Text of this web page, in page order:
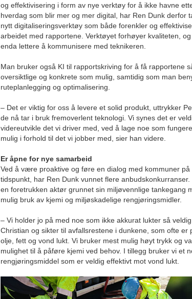
og effektivisering i form av nye verktøy for å ikke havne
hverdag som blir mer og mer digital, har Ren Dunk derfor
nytt digitaliseringsverktøy som både forenkler og
arbeidet med rapportene. Verktøyet forhøyer kvaliteten,
enda lettere å kommunisere med teknikeren.
Man bruker også KI til rapportskriving for å få rapportene
oversiktlige og konkrete som mulig, samtidig som man
ruteplanlegging og optimalisering.
– Det er viktig for oss å levere et solid produkt, uttrykker
de nå tar i bruk fremoverlent teknologi. Vi synes det er
videreutvikle det vi driver med, ved å lage noe som
mulig i forhold til det vi jobber med, sier han videre.
Er åpne for nye samarbeid
Ved å være proaktive og føre en dialog med kommuner på
tidspunkt, har Ren Dunk vunnet flere
en foretrukken aktør grunnet sin miljøvennlige tankegang
mulig bruk av kjemi og miljøskadelige rengjøringsmidler.
– Vi holder jo på med noe som ikke akkurat lukter så
Christian og sikter til avfallsrestene i dunkene, som ofte er
olje, fett og vond lukt. Vi bruker mest mulig høyt trykk og
mulighet til å påføre kjemi ved behov. I tillegg bruker vi et
rengjøringsmiddel som er veldig effektivt mot vond lukt.